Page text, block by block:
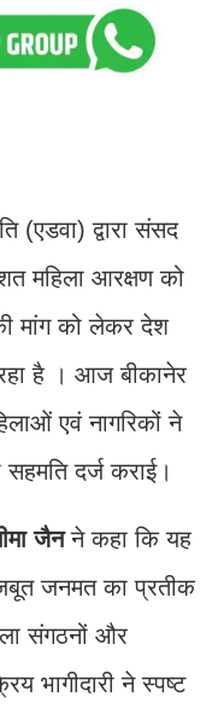
(एडवा) द्वारा संसद
महिला आरक्षण को
मांग को लेकर देश
है । आज बीकानेर
एवं नागरिकों ने
दर्ज कराई।
जैनने कहा कि यह
जनमत का प्रतीक
संगठनों और
भागीदारी ने स्पष्ट